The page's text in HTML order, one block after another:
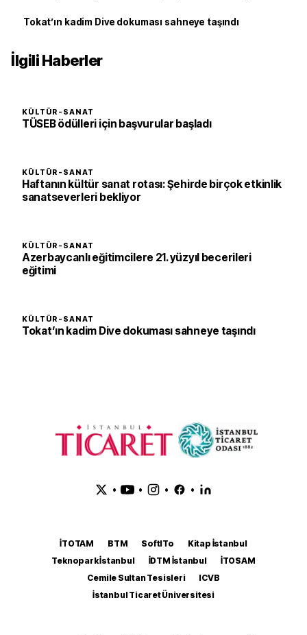
Tokat’ın kadim Dive dokuması sahneye taşındı
İlgili Haberler
KÜLTÜR-SANAT
TÜSEB ödülleri için başvurular başladı
KÜLTÜR-SANAT
Haftanın kültür sanat rotası: Şehirde birçok etkinlik
sanatseverleri bekliyor
KÜLTÜR-SANAT
Azerbaycanlı eğitimcilere 21. yüzyıl becerileri
eğitimi
KÜLTÜR-SANAT
Tokat’ın kadim Dive dokuması sahneye taşındı
• • • •
İTOTAM BTM SoftITo
Kitap İstanbul
Teknopark İstanbul
İDTM İstanbul
İTOSAM
Cemile Sultan Tesisleri
ICVB
İstanbul Ticaret Üniversitesi